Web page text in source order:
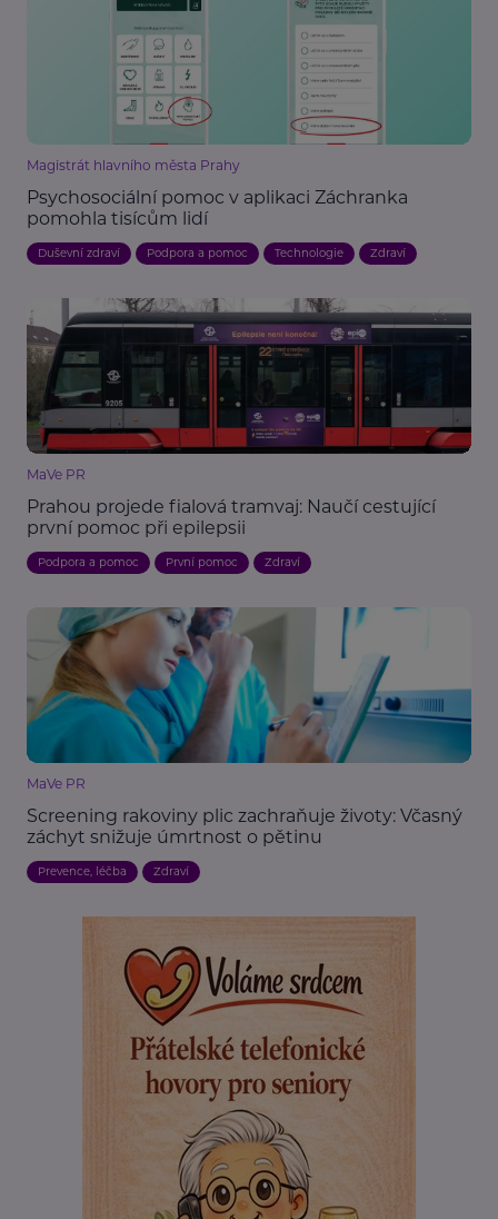
Magistrát hlavního města Prahy
Psychosociální pomoc v aplikaci Záchranka
pomohla tisícům lidí
Duševní zdraví Podpora a pomoc Technologie Zdraví
MaVe PR
Prahou projede fialová tramvaj: Naučí cestující
první pomoc při epilepsii
Podpora a pomoc První pomoc Zdraví
MaVe PR
Screening rakoviny plic zachraňuje životy: Včasný
záchyt snižuje úmrtnost o pětinu
Prevence, léčba Zdraví